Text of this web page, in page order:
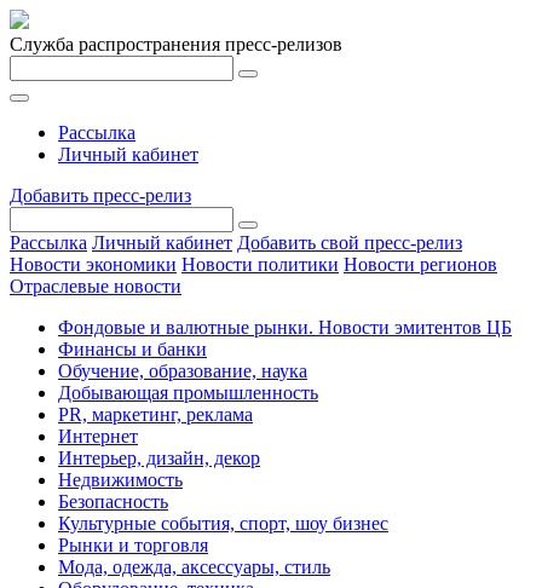
Служба распространения пресс-релизов
Рассылка
Личный кабинет
Добавить пресс-релиз
Рассылка Личный кабинет Добавить свой пресс-релиз
Новости экономики Новости политики Новости регионов
Отраслевые новости
Фондовые и валютные рынки. Новости эмитентов ЦБ
Финансы и банки
Обучение, образование, наука
Добывающая промышленность
PR, маркетинг, реклама
Интернет
Интерьер, дизайн, декор
Недвижимость
Безопасность
Культурные события, спорт, шоу бизнес
Рынки и торговля
Мода, одежда, аксессуары, стиль